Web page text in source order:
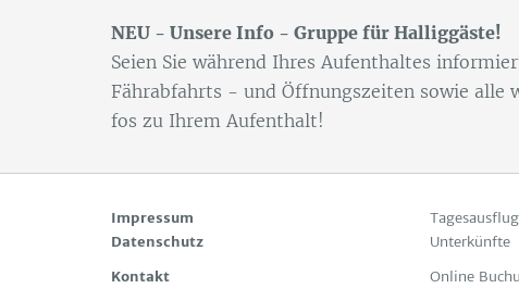
NEU - Un­se­re Info - Grup­pe für Hal­lig­gäs­te!
Sei­en Sie wäh­rend Ih­res Auf­ent­hal­tes
Fähr­ab­fahrts - und Öff­nungs­zei­ten so­wie
fos zu Ih­rem Auf­ent­halt!
Impressum
Datenschutz
Kontakt
Unterkünfte
Online